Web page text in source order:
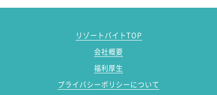
リゾートバイトTOP
会社概要
福利厚生
プライバシーポリシーについて